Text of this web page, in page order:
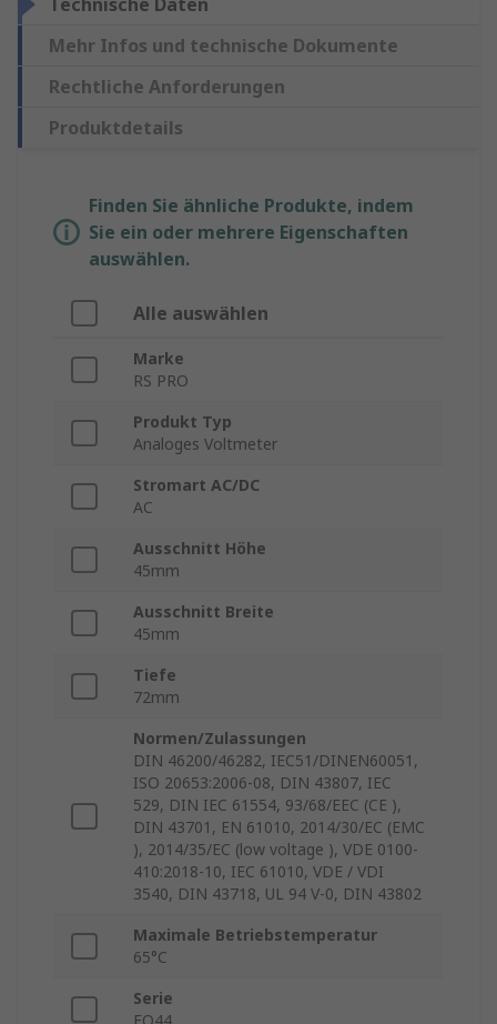
Technische Daten
Mehr Infos und technische Dokumente
Rechtliche Anforderungen
Produktdetails
Finden Sie ähnliche Produkte, indem
Sie ein oder mehrere Eigenschaften
auswählen.
Alle auswählen
Marke
RS PRO
Produkt Typ
Analoges Voltmeter
Stromart AC/DC
AC
Ausschnitt Höhe
45mm
Ausschnitt Breite
45mm
Tiefe
72mm
Normen/Zulassungen
DIN 46200/46282, IEC51/DINEN60051,
ISO 20653:2006-08, DIN 43807, IEC
529, DIN IEC 61554, 93/68/EEC (CE ),
DIN 43701, EN 61010, 2014/30/EC (EMC
), 2014/35/EC (low voltage ), VDE 0100-
410:2018-10, IEC 61010, VDE / VDI
3540, DIN 43718, UL 94 V-0, DIN 43802
Maximale Betriebstemperatur
65°C
Serie